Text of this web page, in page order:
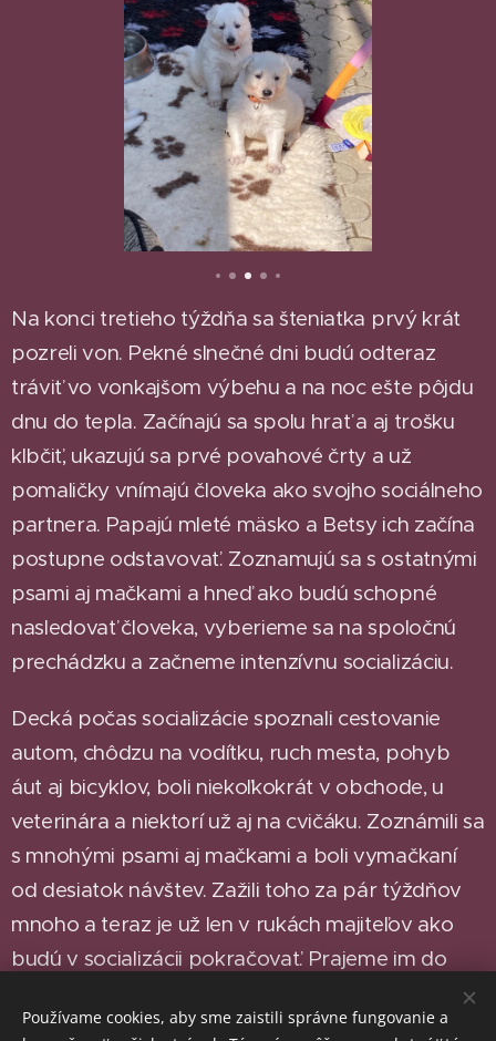
Na konci tretieho týždňa sa šteniatka prvý krát
pozreli von. Pekné slnečné dni budú odteraz
tráviť vo vonkajšom výbehu a na noc ešte pôjdu
dnu do tepla. Začínajú sa spolu hrať a aj trošku
klbčiť, ukazujú sa prvé povahové črty a už
pomaličky vnímajú človeka ako svojho sociálneho
partnera. Papajú mleté mäsko a Betsy ich začína
postupne odstavovať. Zoznamujú sa s ostatnými
psami aj mačkami a hneď ako budú schopné
nasledovať človeka, vyberieme sa na spoločnú
prechádzku a začneme intenzívnu socializáciu.
Decká počas socializácie spoznali cestovanie
autom, chôdzu na vodítku, ruch mesta, pohyb
áut aj bicyklov, boli niekoľkokrát v obchode, u
veterinára a niektorí už aj na cvičáku. Zoznámili sa
s mnohými psami aj mačkami a boli vymačkaní
od desiatok návštev. Zažili toho za pár týždňov
mnoho a teraz je už len v rukách majiteľov ako
budú v socializácii pokračovať. Prajeme im do
Používame cookies, aby sme zaistili správne fungovanie a